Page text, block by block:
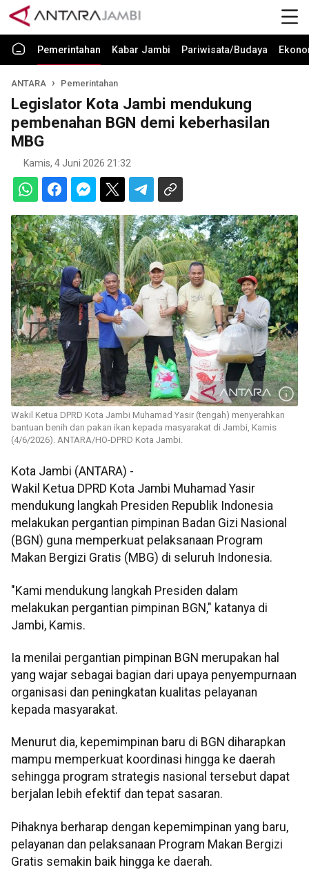
Pemerintahan Kabar Jambi Pariwisata/Budaya
ANTARA Pemerintahan
Legislator Kota Jambi mendukung
pembenahan BGN demi keberhasilan
MBG
Kamis, 4 Juni 2026 21:32
Wakil Ketua DPRD Kota Jambi Muhamad Yasir (tengah) menyerahkan
bantuan benih dan pakan ikan kepada masyarakat di Jambi, Kamis
(4/6/2026). ANTARA/HO-DPRD Kota Jambi.
Kota Jambi (ANTARA) -
Wakil Ketua DPRD Kota Jambi Muhamad Yasir
mendukung langkah Presiden Republik Indonesia
melakukan pergantian pimpinan Badan Gizi Nasional
(BGN) guna memperkuat pelaksanaan Program
Makan Bergizi Gratis (MBG) di seluruh Indonesia.
"Kami mendukung langkah Presiden dalam
melakukan pergantian pimpinan BGN," katanya di
Jambi, Kamis.
Ia menilai pergantian pimpinan BGN merupakan hal
yang wajar sebagai bagian dari upaya penyempurnaan
organisasi dan peningkatan kualitas pelayanan
kepada masyarakat.
Menurut dia, kepemimpinan baru di BGN diharapkan
mampu memperkuat koordinasi hingga ke daerah
sehingga program strategis nasional tersebut dapat
berjalan lebih efektif dan tepat sasaran.
Pihaknya berharap dengan kepemimpinan yang baru,
pelayanan dan pelaksanaan Program Makan Bergizi
Gratis semakin baik hingga ke daerah.